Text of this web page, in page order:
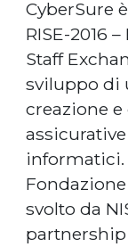
CyberSure
RISE-2016
Staff
sviluppo di
creazione
informatici.
svolto da